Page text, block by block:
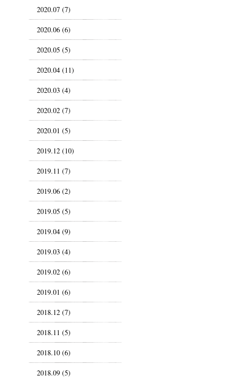
2020.07 (7)
2020.06 (6)
2020.05 (5)
2020.04 (11)
2020.03 (4)
2020.02 (7)
2020.01 (5)
2019.12 (10)
2019.11 (7)
2019.06 (2)
2019.05 (5)
2019.04 (9)
2019.03 (4)
2019.02 (6)
2019.01 (6)
2018.12 (7)
2018.11 (5)
2018.10 (6)
2018.09 (5)